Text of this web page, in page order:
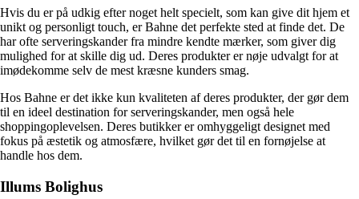
Hvis du er på udkig efter noget helt specielt, som kan give dit hjem et
unikt og personligt touch, er Bahne det perfekte sted at finde det. De
har ofte serveringskander fra mindre kendte mærker, som giver dig
mulighed for at skille dig ud. Deres produkter er nøje udvalgt for at
imødekomme selv de mest kræsne kunders smag.
Hos Bahne er det ikke kun kvaliteten af deres produkter, der gør dem
til en ideel destination for serveringskander, men også hele
shoppingoplevelsen. Deres butikker er omhyggeligt designet med
fokus på æstetik og atmosfære, hvilket gør det til en fornøjelse at
handle hos dem.
Illums Bolighus